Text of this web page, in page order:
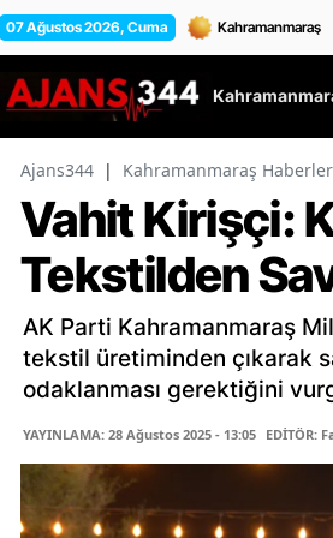
07 Ağustos 2026, Cuma
Ajans344 | Kahramanmaraş
Vahit Kirişçi:
Tekstilden
AK Parti Kahramanmaraş
tekstil üretiminden çıkarak
odaklanması gerektiğini
YAYINLAMA: 28 Ağustos 2025 - 13:05 EDİTÖR: